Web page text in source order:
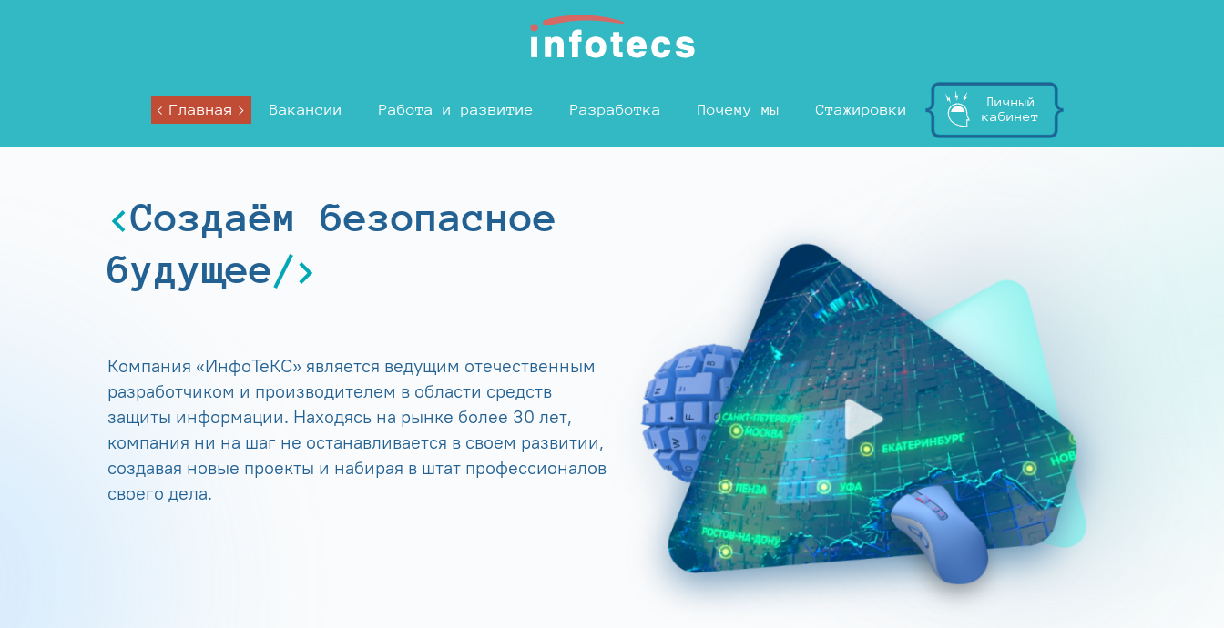
Главная Вакансии Работа и развитие Разработка Почему мы Стажировки
Личный
кабинет
Создаём безопасное
будущее
Компания «ИнфоТеКС» является ведущим отечественным
разработчиком и производителем в области средств
защиты информации. Находясь на рынке более 30 лет,
компания ни на шаг не останавливается в своем развитии,
создавая новые проекты и набирая в штат профессионалов
своего дела.